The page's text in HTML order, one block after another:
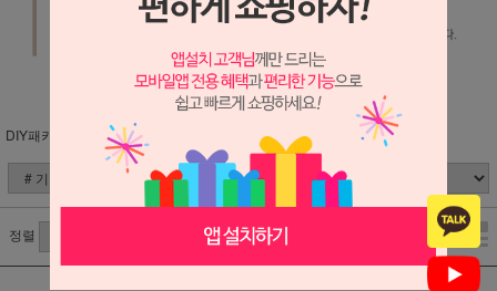
DIY패키지 (분류별)
정렬